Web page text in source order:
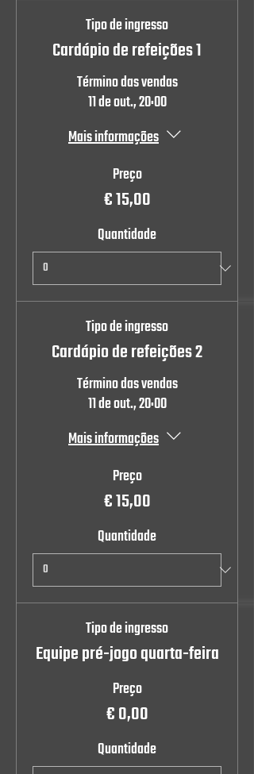
Tipo de ingresso
Cardápio de refeições 1
Término das vendas
11 de out., 20:00
Mais informações
Preço
€ 15,00
Quantidade
Tipo de ingresso
Cardápio de refeições 2
Término das vendas
11 de out., 20:00
Mais informações
Preço
€ 15,00
Quantidade
Tipo de ingresso
Equipe pré-jogo quarta-feira
Preço
€ 0,00
Quantidade